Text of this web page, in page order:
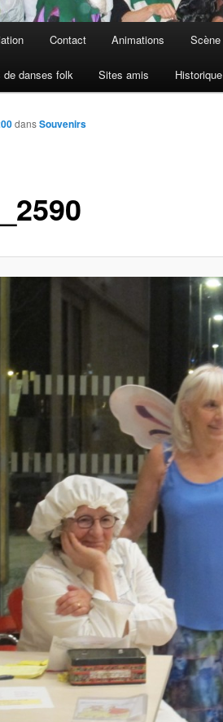
Contact Animations
de danses folk Sites amis Historique
dansSouvenirs